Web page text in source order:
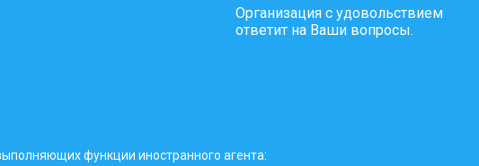
Организация с удовольствием
ответит на Ваши вопросы.
функции иностранного агента: